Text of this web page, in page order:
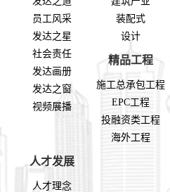
员工风采
发达之星
社会责任
发达画册
发达之窗
视频展播
装配式
设计
精品工程
施工总承包工程
EPC工程
投融资类工程
海外工程
人才发展
人才理念